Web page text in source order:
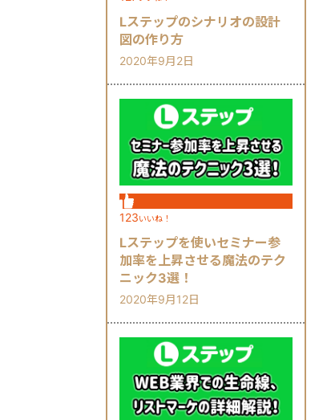
Lステップのシナリオの設計
図の作り方
2020年9月2日
123いいね！
Lステップを使いセミナー参
加率を上昇させる魔法のテク
ニック3選！
2020年9月12日